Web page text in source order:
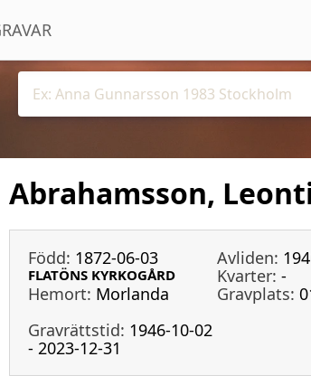
Abrahamsson,
Född: 1872-06-03 Avliden:
FLATÖNS KYRKOGÅRD Kvarter: -
Hemort: Morlanda Gravplats:
Gravrättstid: 1946-10-02
- 2023-12-31